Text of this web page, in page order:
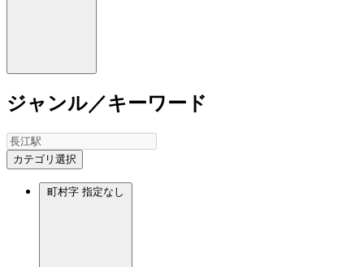
ジャンル／キーワード
カテゴリ選択
町村字 指定なし